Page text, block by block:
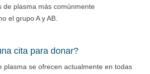
de plasma más comúnmente
el grupo A y AB.
cita para donar?
plasma se ofrecen actualmente en todas